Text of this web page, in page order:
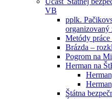
VB
pplk.
organizovaný
Metódy práce
Brázda –
Pogrom na
Herman na
Štátna